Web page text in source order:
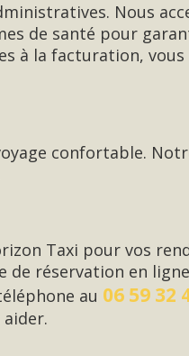
Nous
de santé pour
à la facturation,
confortable.
Taxi pour vos
de réservation en
au 06 59 32